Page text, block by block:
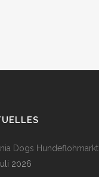
Dogs Hundeflohmarkt
2026